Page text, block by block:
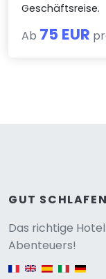
Geschäftsreise.
Ab 75 EUR
GUT
Das richtige
Abenteuers!